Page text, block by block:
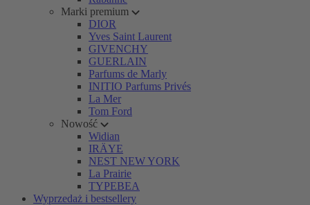
Marki premium
DIOR
Yves Saint Laurent
GIVENCHY
GUERLAIN
Parfums de Marly
INITIO Parfums Privés
La Mer
Tom Ford
Nowość
Widian
IRÄYE
NEST NEW YORK
La Prairie
TYPEBEA
Wyprzedaż i bestsellery